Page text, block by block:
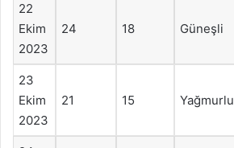
22
Ekim
2023
24 18 Güneşli
23
Ekim
2023
21 15 Yağmurlu